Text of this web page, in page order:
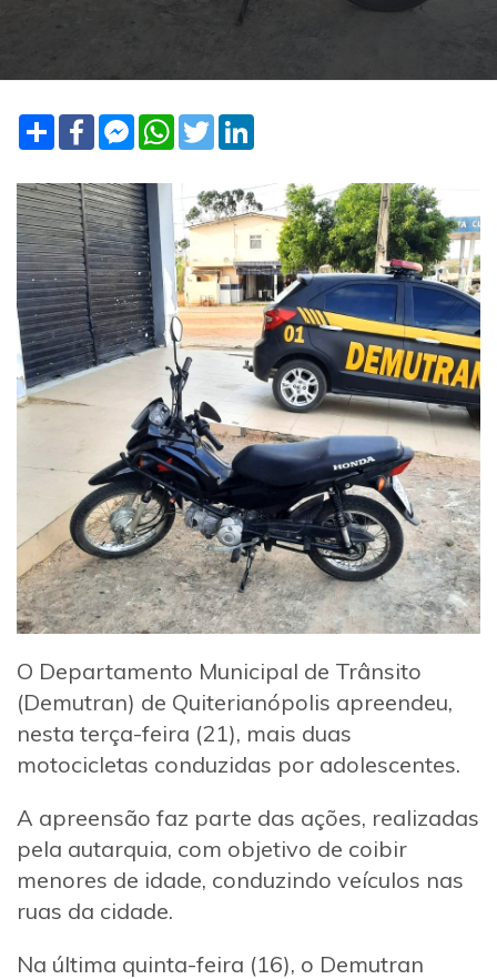
Share FacebookFacebook
Messenger
WhatsApp
Twitter
O Departamento Municipal de Trânsito
(Demutran) de Quiterianópolis apreendeu,
nesta terça-feira (21), mais duas
motocicletas conduzidas por adolescentes.
A apreensão faz parte das ações, realizadas
pela autarquia, com objetivo de coibir
menores de idade, conduzindo veículos nas
ruas da cidade.
Na última quinta-feira (16), o Demutran